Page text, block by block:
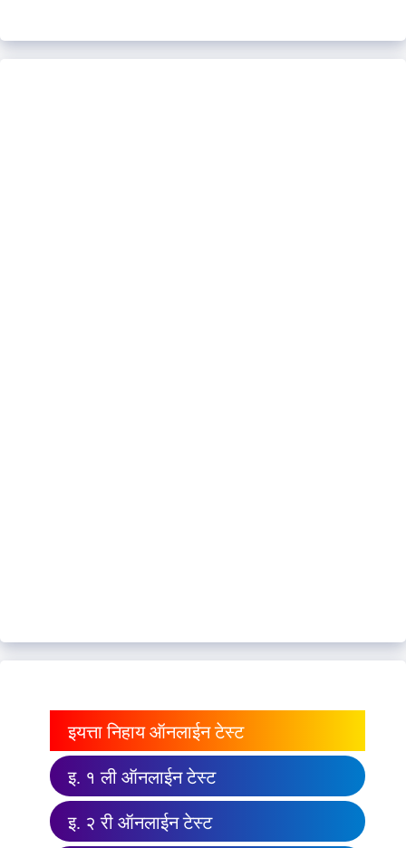
इयत्ता निहाय ऑनलाईन टेस्ट
इ. १ ली ऑनलाईन टेस्ट
इ. २ री ऑनलाईन टेस्ट